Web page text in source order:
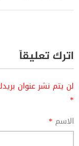
اترك تعليقاً
لن يتم نشر عنوان
*
الاسم *